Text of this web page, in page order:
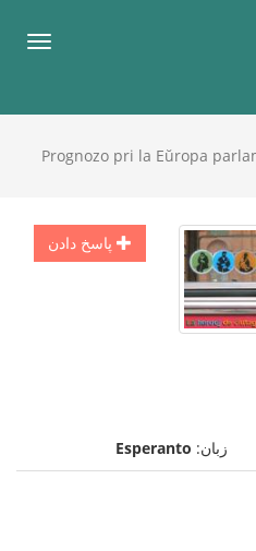
Prognozo pri la Eŭropa
پاسخ دادن
زبان: Esperanto